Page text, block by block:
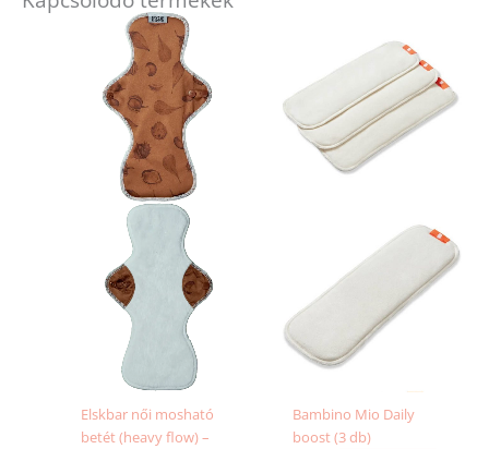
Elskbar női mosható
betét (heavy flow) –
Bambino Mio Daily
boost (3 db)